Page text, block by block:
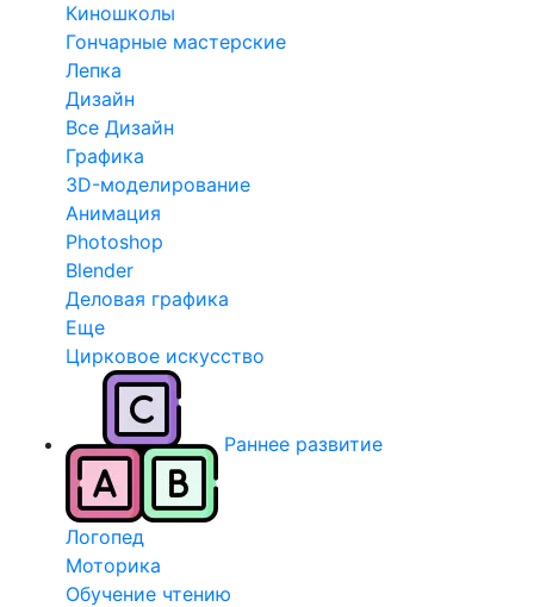
Киношколы
Гончарные мастерские
Лепка
Дизайн
Все Дизайн
Графика
3D-моделирование
Анимация
Photoshop
Blender
Деловая графика
Еще
Цирковое искусство
Раннее развитие
Логопед
Моторика
Обучение чтению